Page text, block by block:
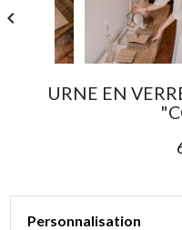

URNE EN
Personnalisation